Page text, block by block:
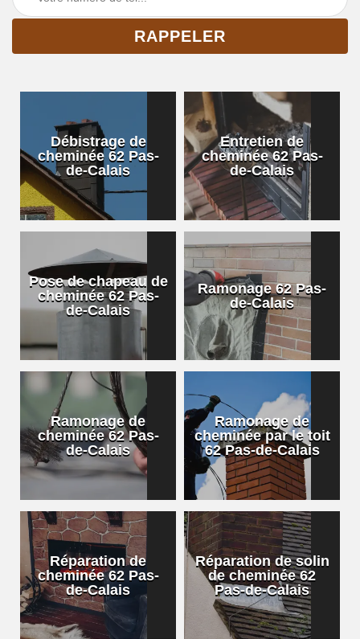
Débistrage de
cheminée 62 Pas-
de-Calais
Entretien de
cheminée 62 Pas-
de-Calais
Pose de chapeau de
cheminée 62 Pas-
de-Calais
Ramonage 62 Pas-
de-Calais
Ramonage de
cheminée 62 Pas-
de-Calais
Ramonage de
cheminée par le toit
62 Pas-de-Calais
Réparation de
cheminée 62 Pas-
de-Calais
Réparation de solin
de cheminée 62
Pas-de-Calais